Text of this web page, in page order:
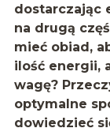
dostarczając
na drugą
mieć obiad,
ilość energii,
wagę?
optymalne
dowiedzieć